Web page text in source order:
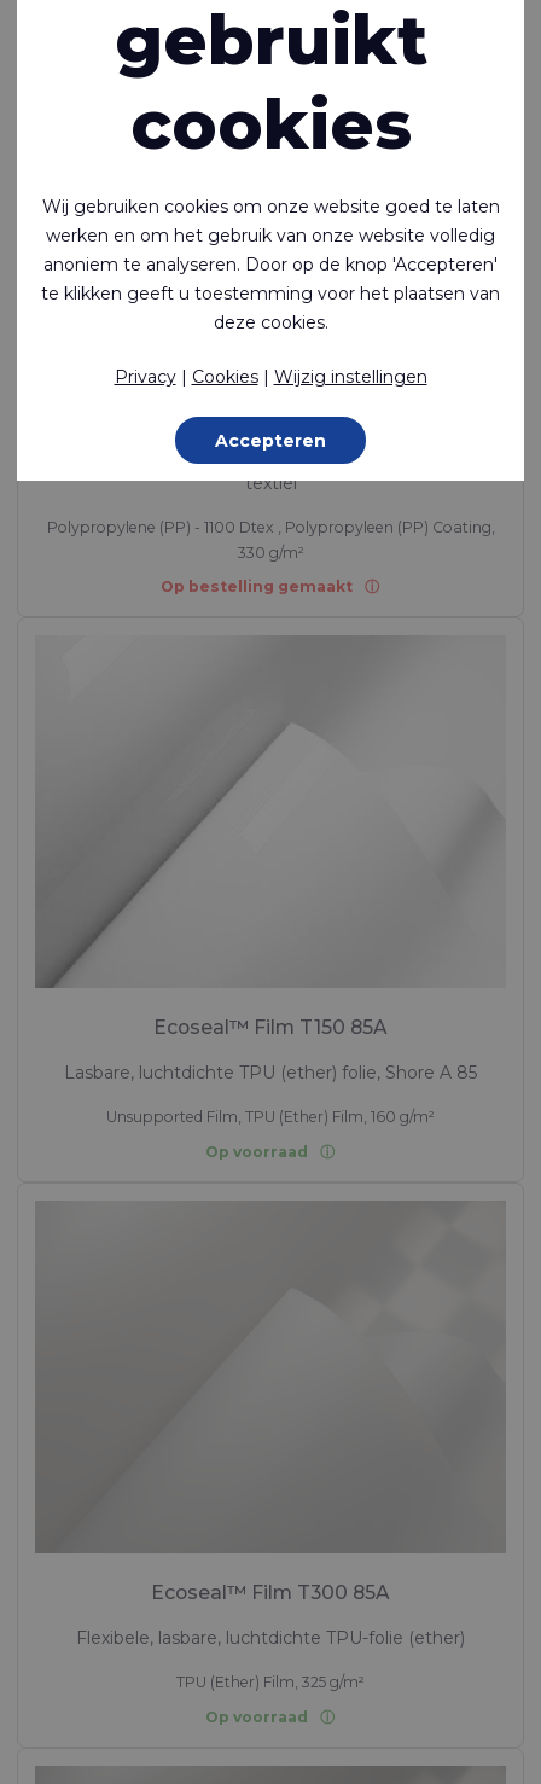
Rivercyclon® 330
Recyclebaar, gifvrij, PP-gecoat (1 zijde glanzend) op PP
weefsel. Het duurzame alternatief voor PVC-gecoat
textiel
Polypropylene (PP) - 1100 Dtex , Polypropyleen (PP) Coating,
330 g/m²
Op bestelling gemaakt
Ecoseal™ Film T150 85A
Lasbare, luchtdichte TPU (ether) folie, Shore A 85
Unsupported Film, TPU (Ether) Film, 160 g/m²
Op voorraad
Ecoseal™ Film T300 85A
Flexibele, lasbare, luchtdichte TPU-folie (ether)
TPU (Ether) Film, 325 g/m²
Op voorraad
gebruikt
cookies
Wij gebruiken cookies om onze website goed te laten
werken en om het gebruik van onze website volledig
anoniem te analyseren. Door op de knop 'Accepteren'
te klikken geeft u toestemming voor het plaatsen van
deze cookies.
Privacy| Cookies| Wijzig instellingen
Accepteren